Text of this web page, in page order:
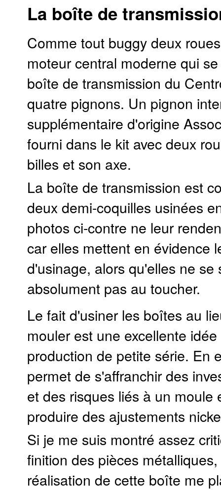
La boîte de
Comme tout buggy deux
moteur central moderne qui
boîte de transmission du
quatre pignons. Un pignon
supplémentaire d'origine
fourni dans le kit avec deux
billes et son axe.
La boîte de transmission est
deux demi-coquilles usinées
photos ci-contre ne leur
car elles mettent en évidence
d'usinage, alors qu'elles ne se
absolument pas au toucher.
Le fait d'usiner les boîtes au
mouler est une excellente
production de petite série. En
permet de s'affranchir des
et des risques liés à un moule
produire des ajustements
Si je me suis montré assez
finition des pièces
réalisation de cette boîte me